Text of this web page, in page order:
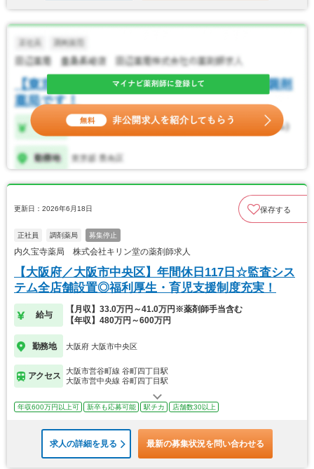
更新日：2026年6月18日 保存する
正社員 調剤薬局 募集停止
内久宝寺薬局 株式会社キリン堂の薬剤師求人
【大阪府／大阪市中央区】年間休日117日☆監査シス
テム全店舗設置◎福利厚生・育児支援制度充実！
給与
【月収】33.0万円～41.0万円※薬剤師手当含む
【年収】480万円～600万円
勤務地 大阪府 大阪市中央区
アクセス
大阪市営谷町線 谷町四丁目駅
大阪市営中央線 谷町四丁目駅
年収600万円以上可 新卒も応募可能 駅チカ 店舗数30以上
求人の詳細を見る 最新の募集状況を問い合わせる